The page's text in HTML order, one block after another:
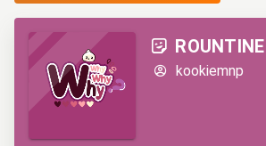
ROUNTINE
kookiemnp